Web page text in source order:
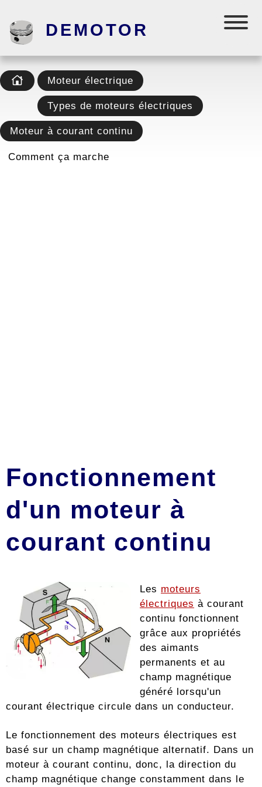
DEMOTOR
Moteur électrique
Types de moteurs électriques
Moteur à courant continu
Comment ça marche
Fonctionnement
d'un moteur à
courant continu
Les moteurs
électriques à courant
continu fonctionnent
grâce aux propriétés
des aimants
permanents et au
champ magnétique
généré lorsqu'un
courant électrique circule dans un conducteur.
Le fonctionnement des moteurs électriques est
basé sur un champ magnétique alternatif. Dans un
moteur à courant continu, donc, la direction du
champ magnétique change constamment dans le